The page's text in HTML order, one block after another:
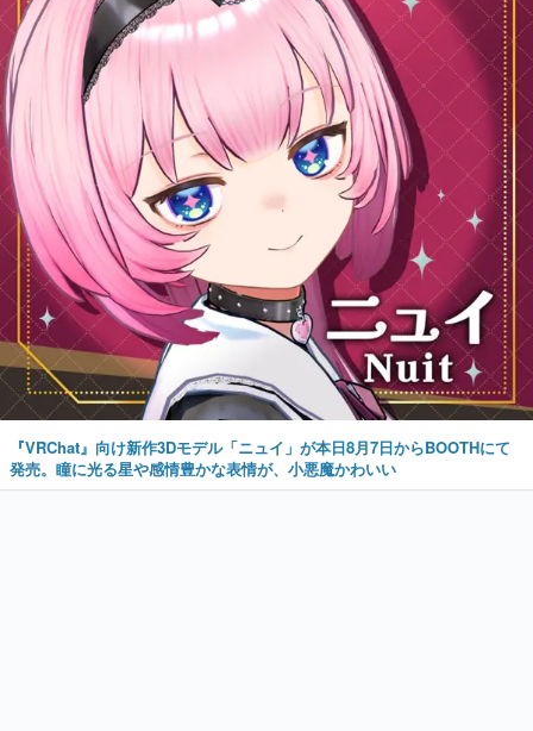
『VRChat』向け新作3Dモデル「ニュイ」が本日8月7日からBOOTHにて
発売。瞳に光る星や感情豊かな表情が、小悪魔かわいい